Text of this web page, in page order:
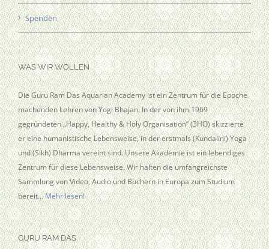
Spenden
WAS WIR WOLLEN
Die Guru Ram Das Aquarian Academy ist ein Zentrum für die Epoche
machenden Lehren von Yogi Bhajan. In der von ihm 1969
gegründeten „Happy, Healthy & Holy Organisation” (3HO) skizzierte
er eine humanistische Lebensweise, in der erstmals (Kundalini) Yoga
und (Sikh) Dharma vereint sind. Unsere Akademie ist ein lebendiges
Zentrum für diese Lebensweise. Wir halten die umfangreichste
Sammlung von Video, Audio und Büchern in Europa zum Studium
bereit…Mehr lesen!
GURU RAM DAS